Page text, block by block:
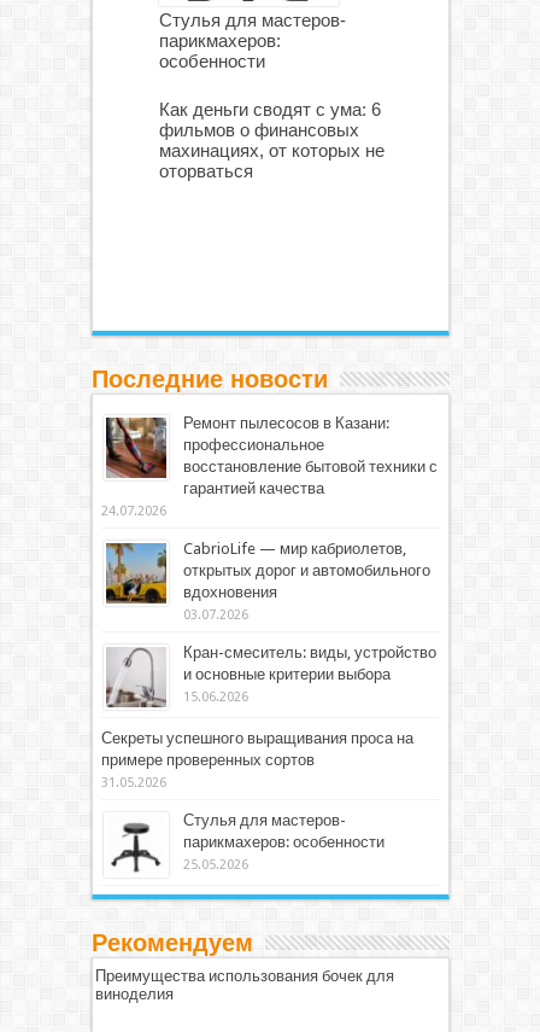
Стулья для мастеров-
парикмахеров:
особенности
Как деньги сводят с ума: 6
фильмов о финансовых
махинациях, от которых не
оторваться
Последние новости
Ремонт пылесосов в Казани:
профессиональное
восстановление бытовой техники с
гарантией качества
24.07.2026
CabrioLife — мир кабриолетов,
открытых дорог и автомобильного
вдохновения
03.07.2026
Кран-смеситель: виды, устройство
и основные критерии выбора
15.06.2026
Секреты успешного выращивания проса на
примере проверенных сортов
31.05.2026
Стулья для мастеров-
парикмахеров: особенности
25.05.2026
Рекомендуем
Преимущества использования бочек для
виноделия